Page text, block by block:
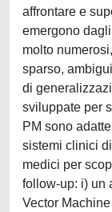
affrontare e
emergono
molto
sparso,
di
sviluppate per
PM sono
sistemi clinici
medici per
follow-up: i) un
Vector